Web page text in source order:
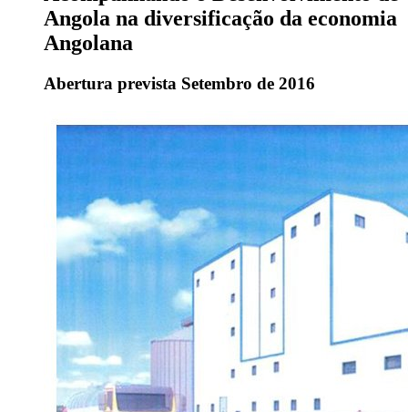
Angola na diversificação da economia
Angolana
Abertura prevista Setembro de 2016